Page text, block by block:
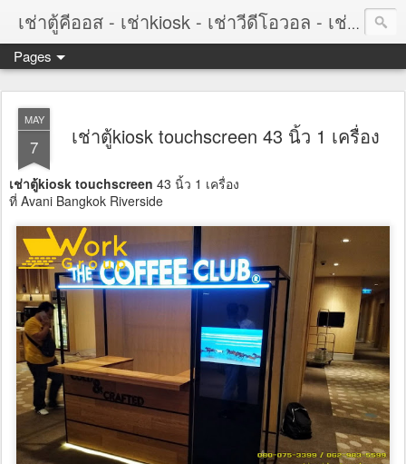
เช่าตู้คีออส - เช่าkiosk - เช่าวีดีโอวอล - เช่าvideowall - เช่าจอทัชสกรีน - เช่าtouchscreen
Pages
MAY
7 เช่าตู้kiosk touchscreen 43 นิ้ว 1 เครื่อง
เช่าตู้kiosk touchscreen 43 นิ้ว 1 เครื่อง
ที่ Avani Bangkok Riverside